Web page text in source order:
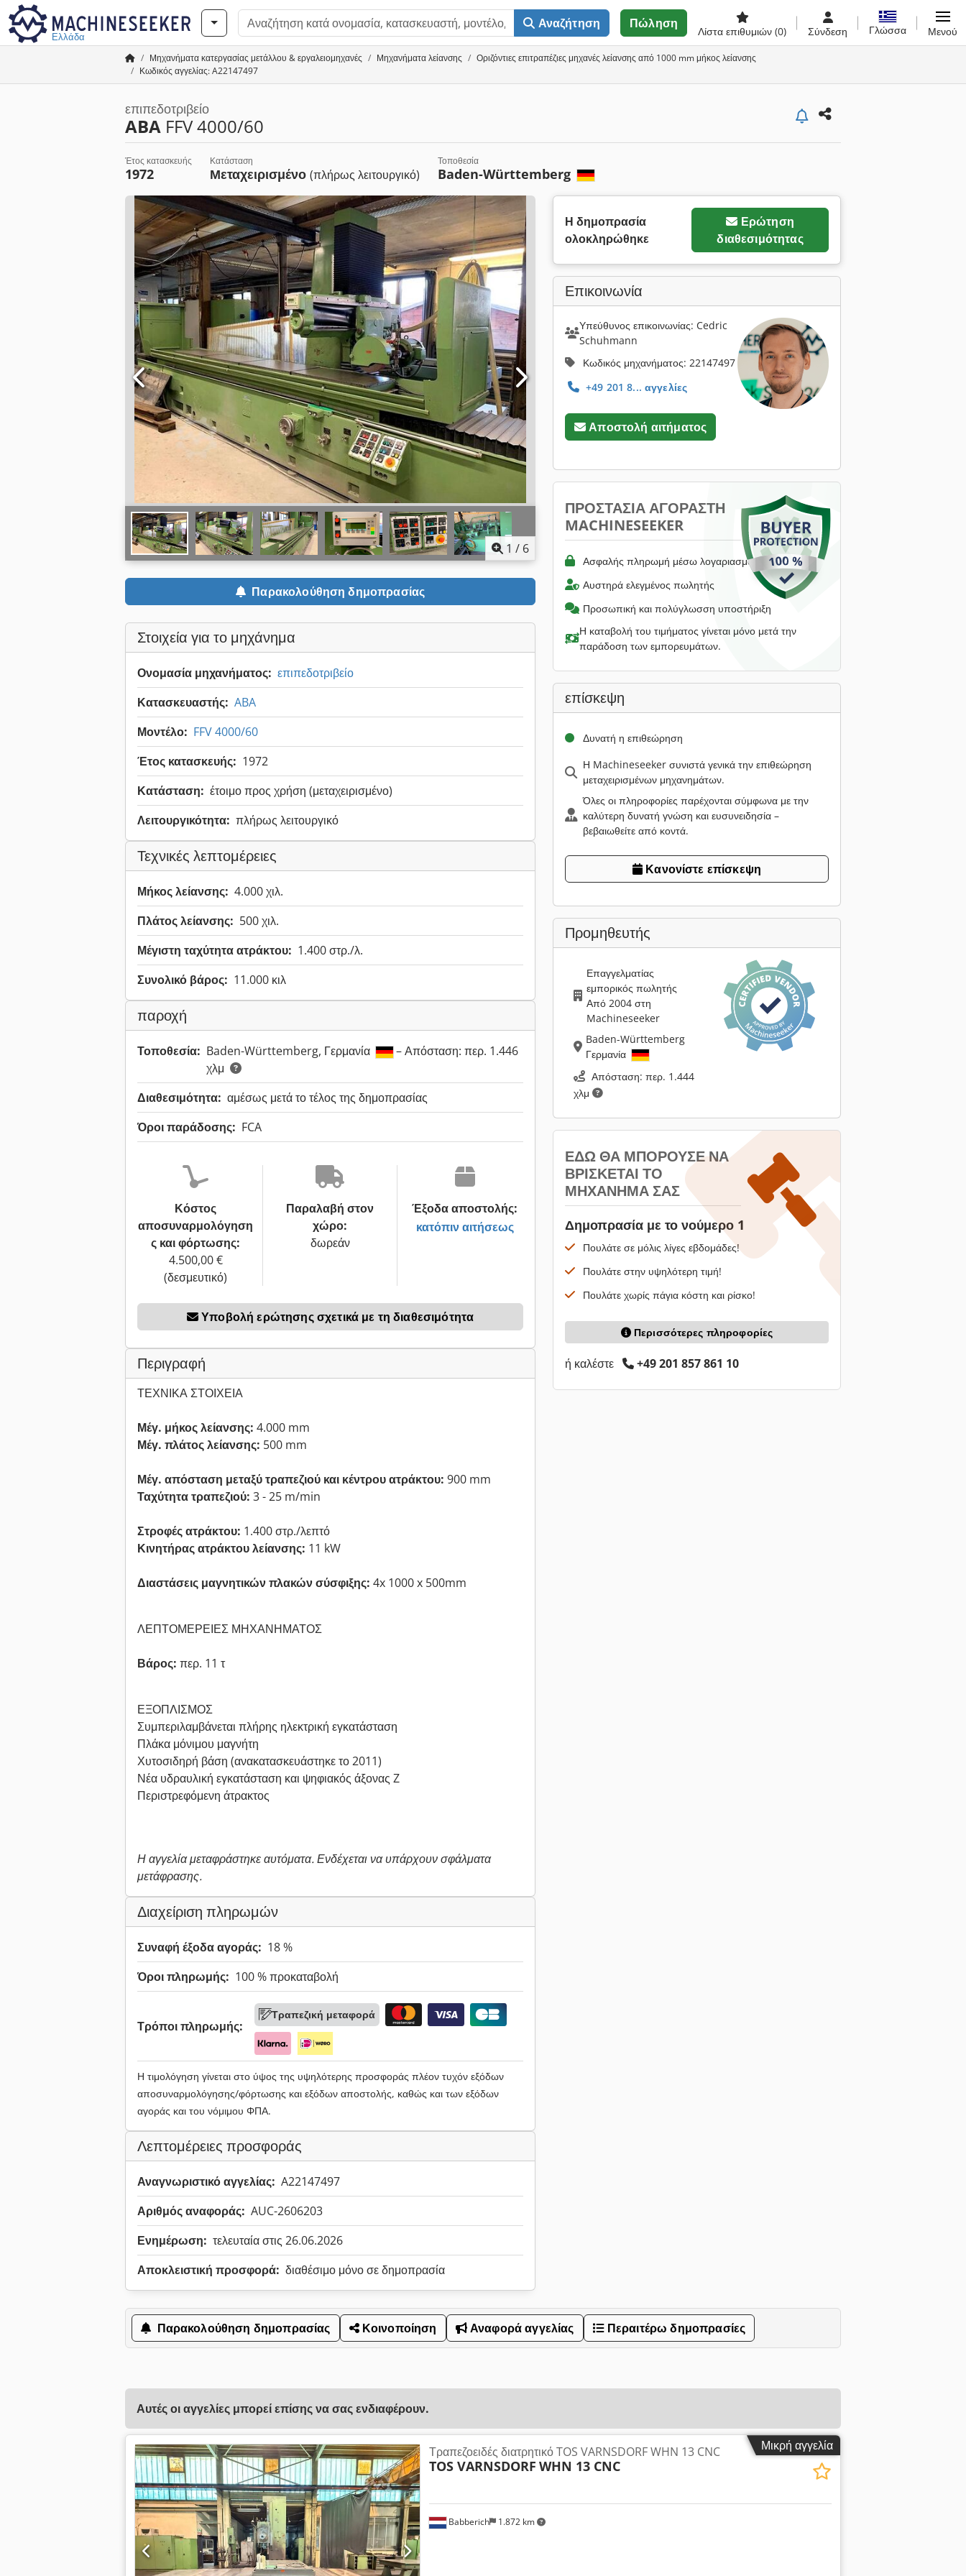
Ελλάδα
Αναζήτηση Πώληση
Λίστα επιθυμιών (0) Σύνδεση Γλώσσα Μενού
Μηχανήματα κατεργασίας μετάλλου & εργαλειομηχανές Μηχανήματα λείανσης
Οριζόντιες επιτραπέζιες μηχανές λείανσης από 1000 mm μήκος λείανσης
Κωδικός αγγελίας: A22147497
επιπεδοτριβείο
ABA FFV 4000/60
Έτος κατασκευής
1972
Κατάσταση
Μεταχειρισμένο (πλήρως λειτουργικό)
Τοποθεσία
Baden-Württemberg
1 / 6
Παρακολούθηση δημοπρασίας
Στοιχεία για το μηχάνημα
Ονομασία μηχανήματος: επιπεδοτριβείο
Κατασκευαστής: ABA
Μοντέλο: FFV 4000/60
Έτος κατασκευής: 1972
Κατάσταση: έτοιμο προς χρήση (μεταχειρισμένο)
Λειτουργικότητα: πλήρως λειτουργικό
Τεχνικές λεπτομέρειες
Μήκος λείανσης: 4.000 χιλ.
Πλάτος λείανσης: 500 χιλ.
Μέγιστη ταχύτητα ατράκτου: 1.400 στρ./λ.
Συνολικό βάρος: 11.000 κιλ
παροχή
Τοποθεσία: Baden-Württemberg, Γερμανία
– Απόσταση: περ. 1.446
χλμ
Διαθεσιμότητα: αμέσως μετά το τέλος της δημοπρασίας
Όροι παράδοσης: FCA
Κόστος
αποσυναρμολόγηση
ς και φόρτωσης:
4.500,00 €
(δεσμευτικό)
Παραλαβή στον
χώρο:
δωρεάν
Έξοδα αποστολής:
κατόπιν αιτήσεως
Υποβολή ερώτησης σχετικά με τη διαθεσιμότητα
Περιγραφή
ΤΕΧΝΙΚΑ ΣΤΟΙΧΕΙΑ
Μέγ. μήκος λείανσης: 4.000 mm
Μέγ. πλάτος λείανσης: 500 mm
Μέγ. απόσταση μεταξύ τραπεζιού και κέντρου ατράκτου: 900 mm
Ταχύτητα τραπεζιού: 3 - 25 m/min
Στροφές ατράκτου: 1.400 στρ./λεπτό
Κινητήρας ατράκτου λείανσης: 11 kW
Διαστάσεις μαγνητικών πλακών σύσφιξης: 4x 1000 x 500mm
ΛΕΠΤΟΜΕΡΕΙΕΣ ΜΗΧΑΝΗΜΑΤΟΣ
Βάρος: περ. 11 τ
ΕΞΟΠΛΙΣΜΟΣ
Συμπεριλαμβάνεται πλήρης ηλεκτρική εγκατάσταση
Πλάκα μόνιμου μαγνήτη
Χυτοσιδηρή βάση (ανακατασκευάστηκε το 2011)
Νέα υδραυλική εγκατάσταση και ψηφιακός άξονας Z
Περιστρεφόμενη άτρακτος
Η αγγελία μεταφράστηκε αυτόματα. Ενδέχεται να υπάρχουν σφάλματα
μετάφρασης.
Διαχείριση πληρωμών
Συναφή έξοδα αγοράς: 18 %
Όροι πληρωμής: 100 % προκαταβολή
Τρόποι πληρωμής:
Τραπεζική μεταφορά
Η τιμολόγηση γίνεται στο ύψος της υψηλότερης προσφοράς πλέον τυχόν εξόδων
αποσυναρμολόγησης/φόρτωσης και εξόδων αποστολής, καθώς και των εξόδων
αγοράς και του νόμιμου ΦΠΑ.
Λεπτομέρειες προσφοράς
Αναγνωριστικό αγγελίας: A22147497
Αριθμός αναφοράς: AUC-2606203
Ενημέρωση: τελευταία στις 26.06.2026
Αποκλειστική προσφορά: διαθέσιμο μόνο σε δημοπρασία
Η δημοπρασία
ολοκληρώθηκε
Ερώτηση
διαθεσιμότητας
Επικοινωνία
Υπεύθυνος επικοινωνίας: Cedric
Schuhmann
Κωδικός μηχανήματος: 22147497
+49 201 8... αγγελίες
Αποστολή αιτήματος
ΠΡΟΣΤΑΣΊΑ ΑΓΟΡΑΣΤΉ
MACHINESEEKER
Ασφαλής πληρωμή μέσω λογαριασμού μεσεγγύησης
Αυστηρά ελεγμένος πωλητής
Προσωπική και πολύγλωσση υποστήριξη
Η καταβολή του τιμήματος γίνεται μόνο μετά την
παράδοση των εμπορευμάτων.
επίσκεψη
Δυνατή η επιθεώρηση
Η Machineseeker συνιστά γενικά την επιθεώρηση
μεταχειρισμένων μηχανημάτων.
Όλες οι πληροφορίες παρέχονται σύμφωνα με την
καλύτερη δυνατή γνώση και ευσυνειδησία –
βεβαιωθείτε από κοντά.
Κανονίστε επίσκεψη
Προμηθευτής
Επαγγελματίας
εμπορικός πωλητής
Από 2004 στη
Machineseeker
Baden-Württemberg
Γερμανία
Απόσταση: περ. 1.444
χλμ
ΕΔΏ ΘΑ ΜΠΟΡΟΎΣΕ ΝΑ
ΒΡΊΣΚΕΤΑΙ ΤΟ
ΜΗΧΆΝΗΜΆ ΣΑΣ
Δημοπρασία με το νούμερο 1
Πουλάτε σε μόλις λίγες εβδομάδες!
Πουλάτε στην υψηλότερη τιμή!
Πουλάτε χωρίς πάγια κόστη και ρίσκο!
Περισσότερες πληροφορίες
ή καλέστε +49 201 857 861 10
Παρακολούθηση δημοπρασίας Κοινοποίηση Αναφορά αγγελίας Περαιτέρω δημοπρασίες
Αυτές οι αγγελίες μπορεί επίσης να σας ενδιαφέρουν.
Μικρή αγγελία
Babberich 1.872 km
Τραπεζοειδές διατρητικό TOS VARNSDORF WHN 13 CNC
TOS VARNSDORF WHN 13 CNC